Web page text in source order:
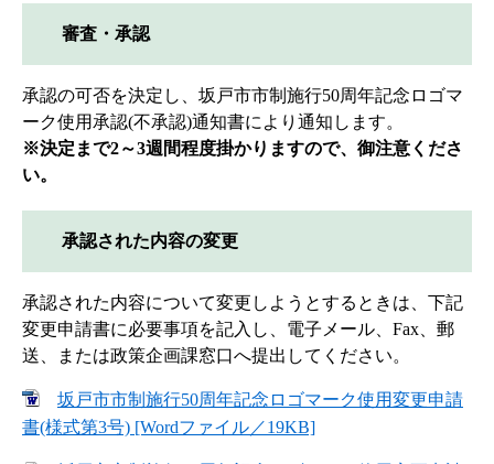
審査・承認
承認の可否を決定し、坂戸市市制施行50周年記念ロゴマ
ーク使用承認(不承認)通知書により通知します。
※決定まで2～3週間程度掛かりますので、御注意くださ
い。
承認された内容の変更
承認された内容について変更しようとするときは、下記
変更申請書に必要事項を記入し、電子メール、Fax、郵
送、または政策企画課窓口へ提出してください。
坂戸市市制施行50周年記念ロゴマーク使用変更申請
書(様式第3号) [Wordファイル／19KB]